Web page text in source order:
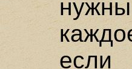
если